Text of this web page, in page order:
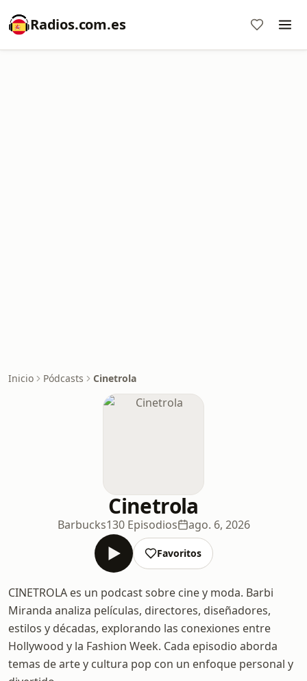
Radios.com.es
Inicio Pódcasts Cinetrola
Cinetrola
Barbucks130 Episodios ago. 6, 2026
Favoritos
CINETROLA es un podcast sobre cine y moda. Barbi
Miranda analiza películas, directores, diseñadores,
estilos y décadas, explorando las conexiones entre
Hollywood y la Fashion Week. Cada episodio aborda
temas de arte y cultura pop con un enfoque personal y